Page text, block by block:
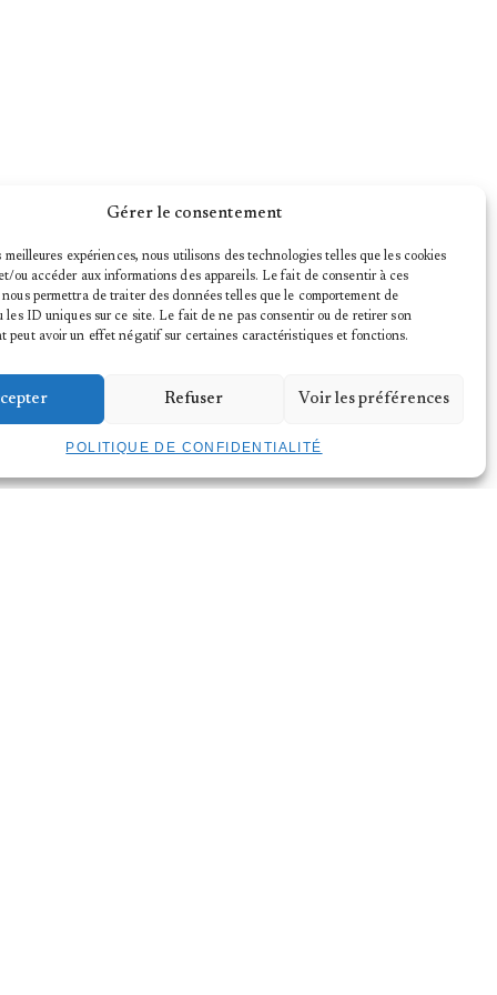
Gérer le consentement
meilleures expériences, nous utilisons des technologies telles que les cookies
ou accéder aux informations des appareils. Le fait de consentir à ces
permettra de traiter des données telles que le comportement de
les ID uniques sur ce site. Le fait de ne pas consentir ou de retirer son
peut avoir un effet négatif sur certaines caractéristiques et fonctions.
Refuser Voir les préférences
POLITIQUE DE CONFIDENTIALITÉ